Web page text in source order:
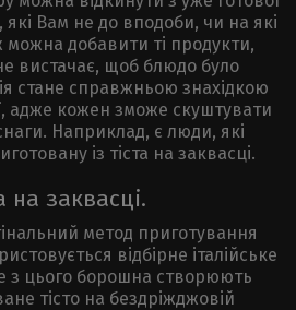
Вам не до вподоби, чи на які
можна добавити ті продукти,
вистачає, щоб блюдо було
стане справжньою знахідкою
адже кожен зможе скуштувати
Наприклад, є люди, які
із тіста на заквасці.
на заквасці.
метод приготування
відбірне італійське
з цього борошна створюють
тісто на бездріжджовій